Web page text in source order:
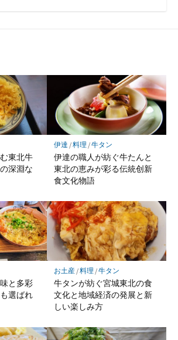
東北牛
深淵な
伊達 /料理 /牛タン
伊達の職人が紡ぐ牛たんと
東北の恵みが彩る伝統创新
食文化物語
と多彩
選ばれ
お土産/料理 /牛タン
牛タンが紡ぐ宮城東北の食
文化と地域経済の発展と新
しい楽しみ方